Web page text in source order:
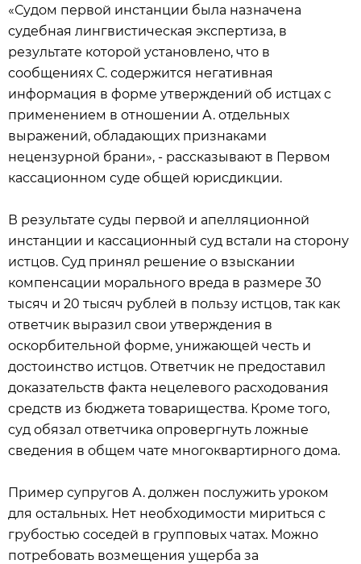
«Судом первой инстанции была назначена
судебная лингвистическая экспертиза, в
результате которой установлено, что в
сообщениях С. содержится негативная
информация в форме утверждений об истцах с
применением в отношении А. отдельных
выражений, обладающих признаками
нецензурной брани», - рассказывают в Первом
кассационном суде общей юрисдикции.
В результате суды первой и апелляционной
инстанции и кассационный суд встали на сторону
истцов. Суд принял решение о взыскании
компенсации морального вреда в размере 30
тысяч и 20 тысяч рублей в пользу истцов, так как
ответчик выразил свои утверждения в
оскорбительной форме, унижающей честь и
достоинство истцов. Ответчик не предоставил
доказательств факта нецелевого расходования
средств из бюджета товарищества. Кроме того,
суд обязал ответчика опровергнуть ложные
сведения в общем чате многоквартирного дома.
Пример супругов А. должен послужить уроком
для остальных. Нет необходимости мириться с
грубостью соседей в групповых чатах. Можно
потребовать возмещения ущерба за